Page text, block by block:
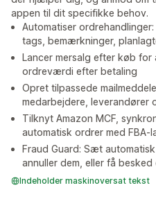
appen til dit specifikke behov.
Automatiser
tags, bemærkninger,
Lancer mersalg efter køb
ordreværdi efter betaling
Opret tilpassede
medarbejdere, leverandører
Tilknyt Amazon MCF,
automatisk ordrer med FBA-
Fraud Guard: Sæt
annuller dem, eller få besked
Indeholder maskinoversat tekst